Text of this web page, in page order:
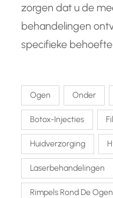
zorgen dat u de
behandelingen
specifieke
Ogen Onder
Botox-Injecties
Huidverzorging
Laserbehandelingen
Rimpels Rond De Ogen